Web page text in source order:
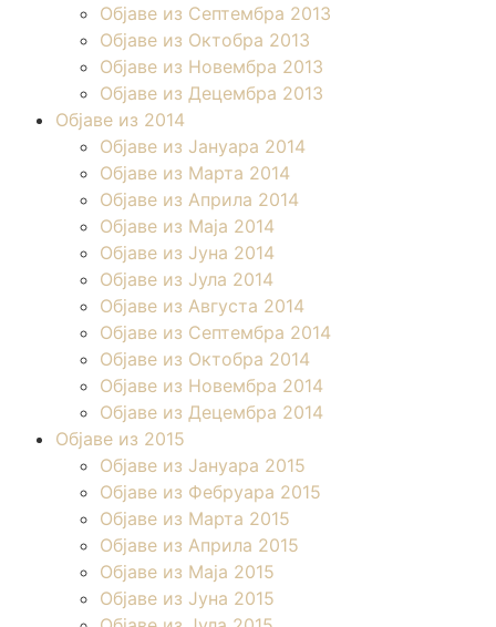
Објаве из Септембра 2013
Објаве из Октобра 2013
Објаве из Новембра 2013
Објаве из Децембра 2013
Објаве из 2014
Објаве из Јануара 2014
Објаве из Марта 2014
Објаве из Априла 2014
Објаве из Маја 2014
Објаве из Јуна 2014
Објаве из Јула 2014
Објаве из Августа 2014
Објаве из Септембра 2014
Објаве из Октобра 2014
Објаве из Новембра 2014
Објаве из Децембра 2014
Објаве из 2015
Објаве из Јануара 2015
Објаве из Фебруара 2015
Објаве из Марта 2015
Објаве из Априла 2015
Објаве из Маја 2015
Објаве из Јуна 2015